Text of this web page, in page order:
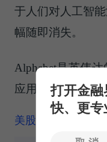
于人们对人工智
幅随即消失。
Alphabet是英伟
应用和服务使用
美股频道更多独家
打开金融
快、更专